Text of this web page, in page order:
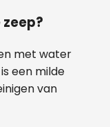
met water
een milde
van